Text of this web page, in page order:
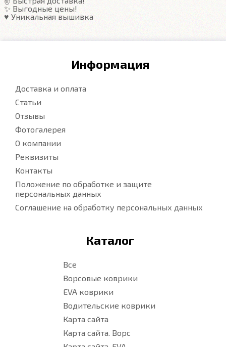
✨ Выгодные цены!
♥️ Уникальная вышивка
Информация
Доставка и оплата
Статьи
Отзывы
Фотогалерея
О компании
Реквизиты
Контакты
Положение по обработке и защите
персональных данных
Соглашение на обработку персональных данных
Каталог
Все
Ворсовые коврики
EVA коврики
Водительские коврики
Карта сайта
Карта сайта. Ворс